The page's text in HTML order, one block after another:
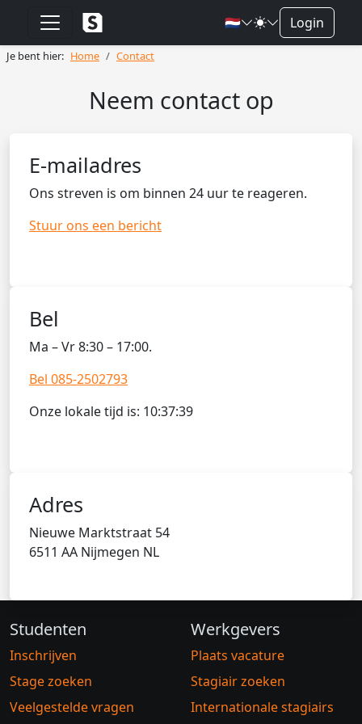
🇳🇱 Login
Je bent hier: Home Contact
Neem contact op
E-mailadres
Ons streven is om binnen 24 uur te reageren.
Stuur ons een bericht
Bel
Ma – Vr 8:30 – 17:00.
Bel 085-2502793
Onze lokale tijd is: 10:37:39
Adres
Nieuwe Marktstraat 54
6511 AA Nijmegen NL
Studenten
Inschrijven
Stage zoeken
Veelgestelde vragen
Werkgevers
Plaats vacature
Stagiair zoeken
Internationale stagiairs